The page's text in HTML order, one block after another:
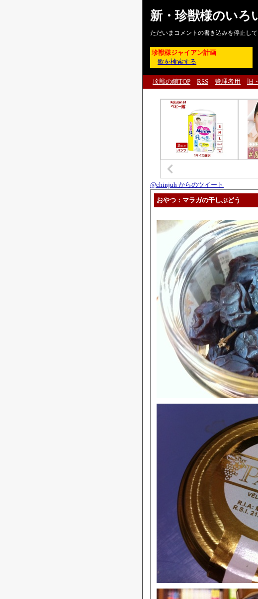
新・珍獣様のいろ
ただいまコメントの書き込みを停止し
珍獣様ジャイアン計画
歌を検索する
珍獣の館TOP RSS 管理者用 旧
@chinjuh からのツイート
おやつ：マラガの干しぶどう